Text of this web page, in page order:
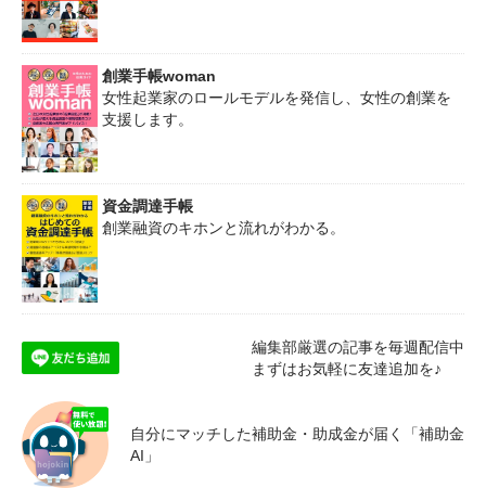
創業手帳woman
女性起業家のロールモデルを発信し、女性の創業を
支援します。
資金調達手帳
創業融資のキホンと流れがわかる。
編集部厳選の記事を毎週配信中
まずはお気軽に友達追加を♪
自分にマッチした補助金・助成金が届く「補助金
AI」